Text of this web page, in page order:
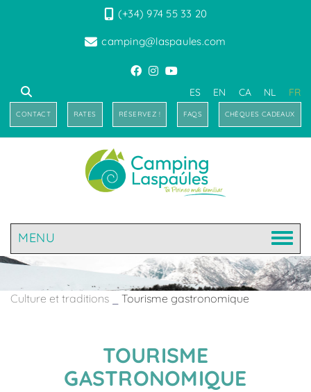
(+34) 974 55 33 20
camping@laspaules.com
ES EN CA NL FR
CONTACT RATES RÉSERVEZ ! FAQS CHÈQUES CADEAUX
MENU
Culture et traditions Tourisme gastronomique
TOURISME
GASTRONOMIQUE